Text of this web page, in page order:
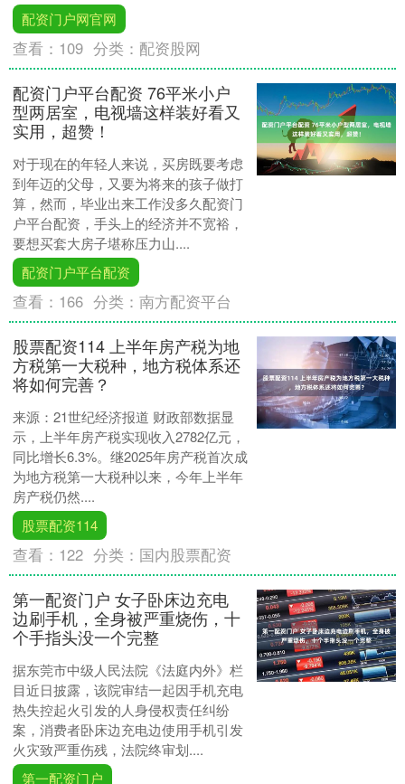
配资门户网官网
查看： 109 分类： 配资股网
配资门户平台配资 76平米小户
型两居室，电视墙这样装好看又
实用，超赞！
对于现在的年轻人来说，买房既要考虑
到年迈的父母，又要为将来的孩子做打
算，然而，毕业出来工作没多久配资门
户平台配资，手头上的经济并不宽裕，
要想买套大房子堪称压力山....
配资门户平台配资
查看： 166 分类：南方配资平台
股票配资114 上半年房产税为地
方税第一大税种，地方税体系还
将如何完善？
来源：21世纪经济报道 财政部数据显
示，上半年房产税实现收入2782亿元，
同比增长6.3%。继2025年房产税首次成
为地方税第一大税种以来，今年上半年
房产税仍然....
股票配资114
查看： 122 分类： 国内股票配资
第一配资门户 女子卧床边充电
边刷手机，全身被严重烧伤，十
个手指头没一个完整
据东莞市中级人民法院《法庭内外》栏
目近日披露，该院审结一起因手机充电
热失控起火引发的人身侵权责任纠纷
案，消费者卧床边充电边使用手机引发
火灾致严重伤残，法院终审划....
第一配资门户